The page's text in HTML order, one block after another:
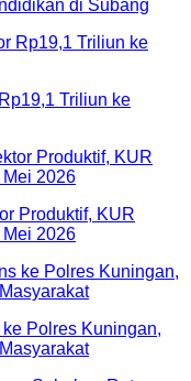
di Subang
Triliun ke
Produktif, KUR
2026
Polres Kuningan,